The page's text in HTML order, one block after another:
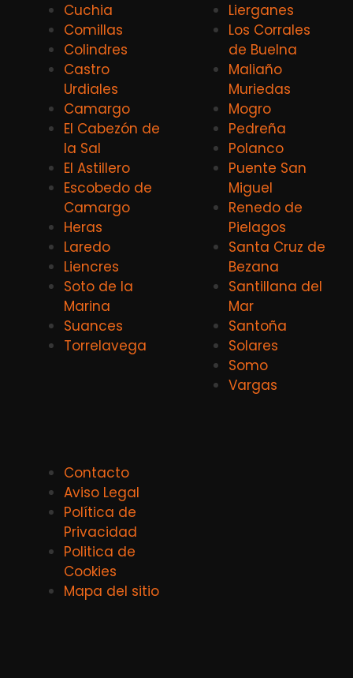
Cuchia
Comillas
Colindres
Castro
Urdiales
Camargo
El Cabezón de
la Sal
El Astillero
Escobedo de
Camargo
Heras
Laredo
Liencres
Soto de la
Marina
Suances
Torrelavega
Lierganes
Los Corrales
de Buelna
Maliaño
Muriedas
Mogro
Pedreña
Polanco
Puente San
Miguel
Renedo de
Pielagos
Santa Cruz de
Bezana
Santillana del
Mar
Santoña
Solares
Somo
Vargas
Contacto
Aviso Legal
Política de
Privacidad
Politica de
Cookies
Mapa del sitio